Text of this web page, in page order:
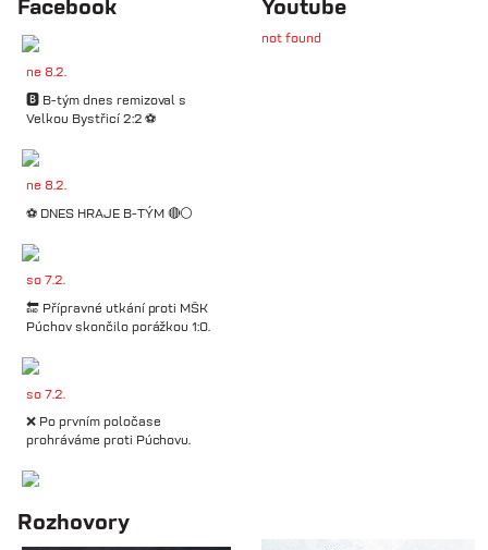
Facebook
ne 8.2.
🅱️ B-tým dnes remizoval s
Velkou Bystřicí 2:2 ⚽️
ne 8.2.
⚽️ DNES HRAJE B-TÝM 🔴⚪️
so 7.2.
🔚 Přípravné utkání proti MŠK
Púchov skončilo porážkou 1:0.
so 7.2.
❌ Po prvním poločase
prohráváme proti Púchovu.
📋 Proti Púchovu nastoupíme v
Youtube
not found
Rozhovory